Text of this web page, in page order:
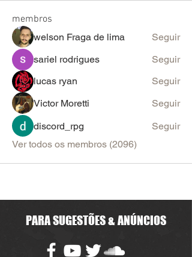
membros
welson Fraga de lima
Seguir
sariel rodrigues
Seguir
lucas ryan
Seguir
Victor Moretti
Seguir
discord_rpg
Seguir
Ver todos os membros (2096)
PARA SUGESTÕES & ANÚNCIOS